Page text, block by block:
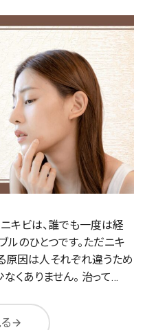
キビは、誰でも一度は経
ルのひとつです。ただニキ
原因は人それぞれ違うため
くありません。 治って…
arrow_forward